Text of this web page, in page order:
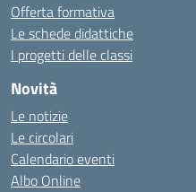
Offerta formativa
Le schede didattiche
I progetti delle classi
Novità
Le notizie
Le circolari
Calendario eventi
Albo Online